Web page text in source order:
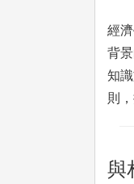
經
背
知
則
與